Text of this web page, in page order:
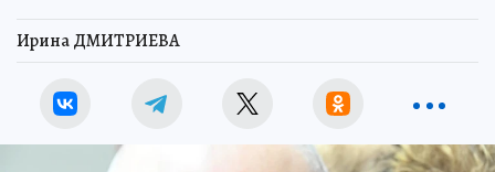
Ирина ДМИТРИЕВА